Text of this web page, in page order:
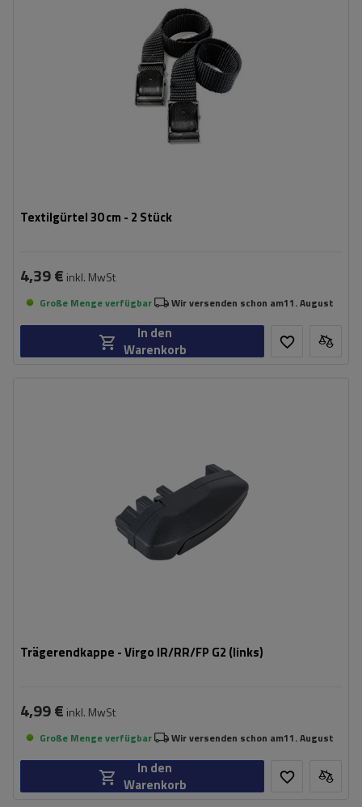
Textilgürtel 30 cm - 2 Stück
4,39 € inkl. MwSt
Große Menge verfügbar Wir versenden schon am11. August
In den
Warenkorb
Trägerendkappe - Virgo IR/RR/FP G2 (links)
4,99 € inkl. MwSt
Große Menge verfügbar Wir versenden schon am11. August
In den
Warenkorb